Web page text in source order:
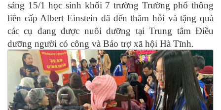
sáng 15/1 học sinh khối 7 trường Trường phổ thông
liên cấp Albert Einstein đã đến thăm hỏi và tặng quà
các cụ đang được nuôi dưỡng tại Trung tâm Điều
dưỡng người có công và Bảo trợ xã hội Hà Tĩnh.